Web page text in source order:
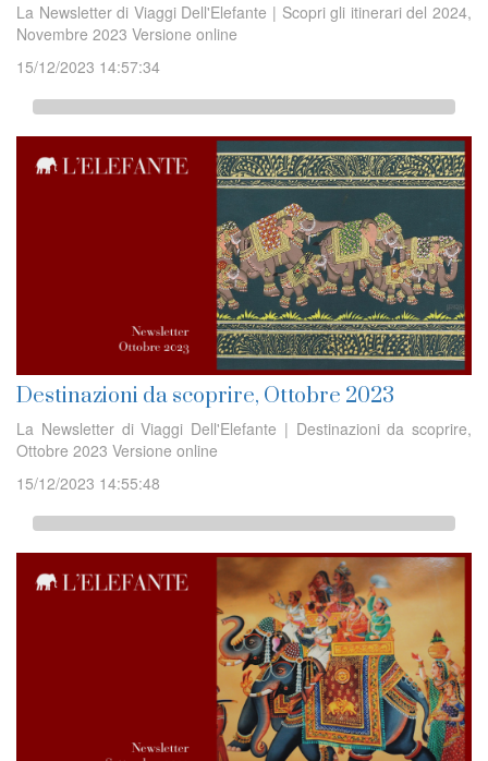
La Newsletter di Viaggi Dell'Elefante | Scopri gli itinerari del 2024,
Novembre 2023 Versione online
15/12/2023 14:57:34
Destinazioni da scoprire, Ottobre 2023
La Newsletter di Viaggi Dell'Elefante | Destinazioni da scoprire,
Ottobre 2023 Versione online
15/12/2023 14:55:48